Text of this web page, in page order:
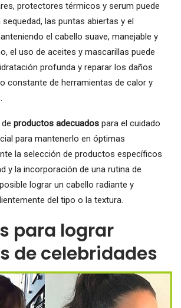
protectores térmicos y serum puede
sequedad, las puntas abiertas y el
el cabello suave, manejable y
el uso de aceites y mascarillas puede
profunda y reparar los daños
constante de herramientas de calor y
productos adecuados para el cuidado
para mantenerlo en óptimas
la selección de productos específicos
y la incorporación de una rutina de
lograr un cabello radiante y
del tipo o la textura.
para lograr
de celebridades